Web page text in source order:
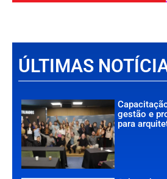
ÚLTIMAS
gestão e
para